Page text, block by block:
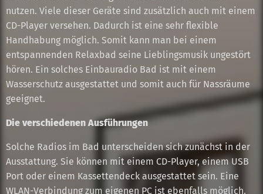
nutzen. Viele dieser Geräte sind zusätzlich auch mit einem
CD-Player versehen. Dadurch ist eine sehr flexible
Handhabung möglich. Somit kann man bei einem
entspannenden Relaxbad seine Lieblingsmusik ungestört
hören. Ein solches Einbauradio Bad ist mit einem
Wasserschutz ausgestattet und somit auch für Nassräume
geeignet.
Die verschiedenen Ausführungen
Solche Radios im Bad unterscheiden sich zunächst in der
Ausstattung. Sie können mit einem CD-Player, einem USB
Port oder einem Kassettendeck ausgestattet sein. Eine
WLAN-Verbindung zum eigenen PC ist ebenfalls möglich.